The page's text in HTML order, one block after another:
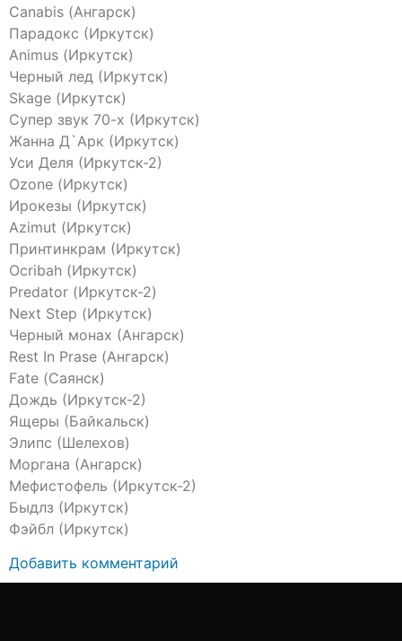
Canabis (Ангарск)
Парадокс (Иркутск)
Animus (Иркутск)
Черный лед (Иркутск)
Skage (Иркутск)
Супер звук 70-х (Иркутск)
Жанна Д`Арк (Иркутск)
Уси Деля (Иркутск-2)
Ozone (Иркутск)
Ирокезы (Иркутск)
Azimut (Иркутск)
Принтинкрам (Иркутск)
Ocribah (Иркутск)
Predator (Иркутск-2)
Next Step (Иркутск)
Черный монах (Ангарск)
Rest In Prase (Ангарск)
Fate (Саянск)
Дождь (Иркутск-2)
Ящеры (Байкальск)
Элипс (Шелехов)
Моргана (Ангарск)
Мефистофель (Иркутск-2)
Быдлз (Иркутск)
Фэйбл (Иркутск)
Добавить комментарий